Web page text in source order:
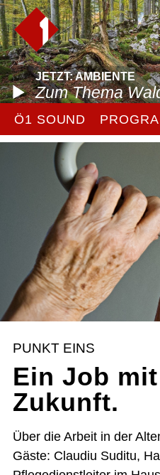
JETZT: AMBIENTE
Zum Thema
Ö1 SOUND
PUNKT EINS
Ein Job mit
Zukunft.
Über die Arbeit in der
Gäste: Claudiu Suditu,